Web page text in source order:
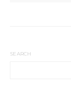
SEARCH